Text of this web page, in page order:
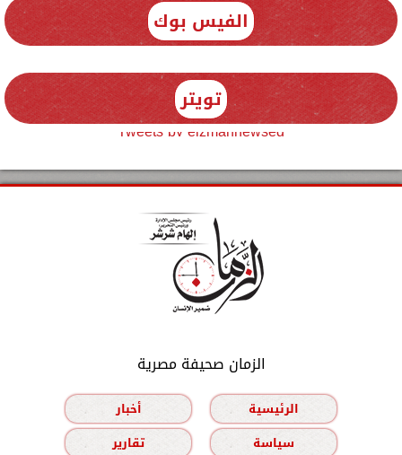
الفيس بوك
تويتر
Tweets by elzmannewseg
الزمان صحيفة مصرية
الرئيسية
أخبار
سياسة
تقارير